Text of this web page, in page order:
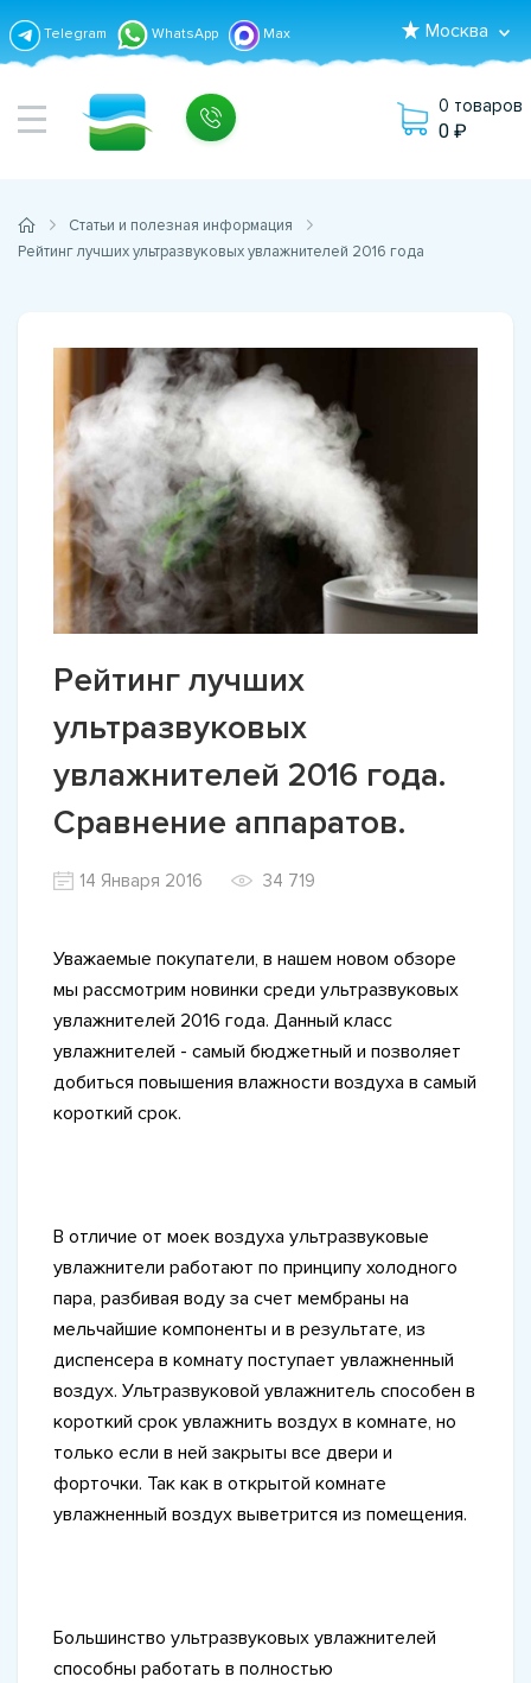
Telegram WhatsApp Max Москва
0 товаров
0
Статьи и полезная информация
Рейтинг лучших ультразвуковых увлажнителей 2016 года
Рейтинг лучших
ультразвуковых
увлажнителей 2016 года.
Сравнение аппаратов.
14 Января 2016 34 719
Уважаемые покупатели, в нашем новом обзоре
мы рассмотрим новинки среди ультразвуковых
увлажнителей 2016 года. Данный класс
увлажнителей - самый бюджетный и позволяет
добиться повышения влажности воздуха в самый
короткий срок.
В отличие от моек воздуха ультразвуковые
увлажнители работают по принципу холодного
пара, разбивая воду за счет мембраны на
мельчайшие компоненты и в результате, из
диспенсера в комнату поступает увлажненный
воздух. Ультразвуковой увлажнитель способен в
короткий срок увлажнить воздух в комнате, но
только если в ней закрыты все двери и
форточки. Так как в открытой комнате
увлажненный воздух выветрится из помещения.
Большинство ультразвуковых увлажнителей
способны работать в полностью